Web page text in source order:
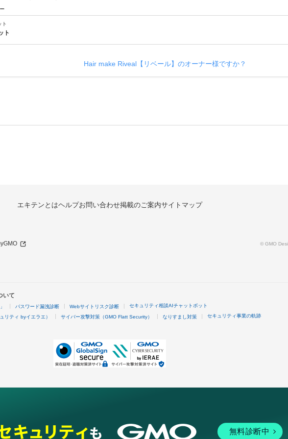
ト
ト
Hair make Riveal【リベール】のオーナー様ですか？
エキテンとはヘルプお問い合わせ掲載のご案内サイトマップ
© GMO
いて
パスワード漏洩診断 Webサイトリスク診断 セキュリティ相談AIチャットボット
リティ byイエラエ） サイバー攻撃対策（GMO Flatt Security） なりすまし対策 セキュリティ事業の軌跡
無料診断中